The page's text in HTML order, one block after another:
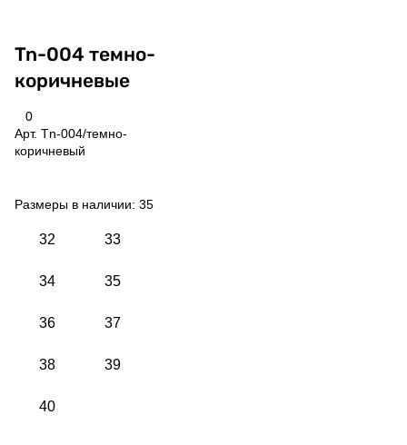
Tn-004 темно-
коричневые
0
Арт. Tn-004/темно-
коричневый
Размеры в наличии: 35
32 33
34 35
36 37
38 39
40